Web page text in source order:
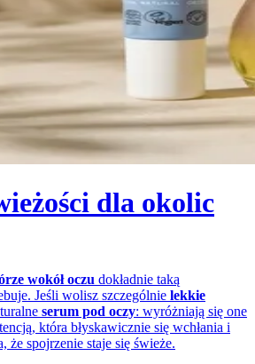
dla okolic
wokół oczu dokładnie taką
Jeśli wolisz szczególnie lekkie
serum pod oczy: wyróżniają się one
która błyskawicznie się wchłania i
że spojrzenie staje się świeże.